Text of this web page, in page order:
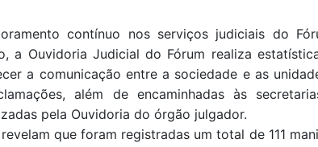
contínuo nos serviços judiciais do
a Ouvidoria Judicial do Fórum realiza
a comunicação entre a sociedade e as
além de encaminhadas às
pela Ouvidoria do órgão julgador.
que foram registradas um total de 111